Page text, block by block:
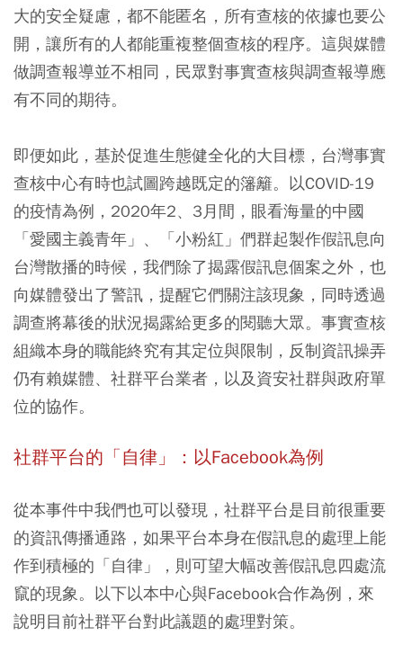
大的安全疑慮，都不能匿名，所有查核的依據也要公
開，讓所有的人都能重複整個查核的程序。這與媒體
做調查報導並不相同，民眾對事實查核與調查報導應
有不同的期待。
即便如此，基於促進生態健全化的大目標，台灣事實
查核中心有時也試圖跨越既定的籓籬。以COVID-19
的疫情為例，2020年2、3月間，眼看海量的中國
「愛國主義青年」、「小粉紅」們群起製作假訊息向
台灣散播的時候，我們除了揭露假訊息個案之外，也
向媒體發出了警訊，提醒它們關注該現象，同時透過
調查將幕後的狀況揭露給更多的閱聽大眾。事實查核
組織本身的職能終究有其定位與限制，反制資訊操弄
仍有賴媒體、社群平台業者，以及資安社群與政府單
位的協作。
社群平台的「自律」：以Facebook為例
從本事件中我們也可以發現，社群平台是目前很重要
的資訊傳播通路，如果平台本身在假訊息的處理上能
作到積極的「自律」，則可望大幅改善假訊息四處流
竄的現象。以下以本中心與Facebook合作為例，來
說明目前社群平台對此議題的處理對策。